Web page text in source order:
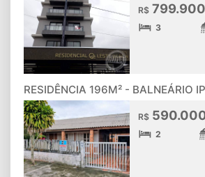
R$
3
RESIDÊNCIA 196M² - BALNEÁRIO
R$
2